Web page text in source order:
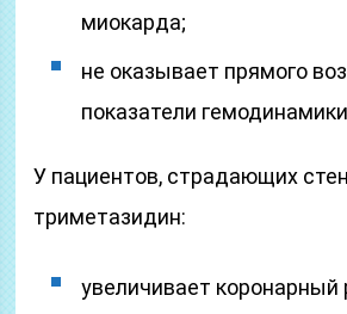
миокарда;
не оказывает прямого
показатели
У пациентов, страдающих
триметазидин:
увеличивает коронарный